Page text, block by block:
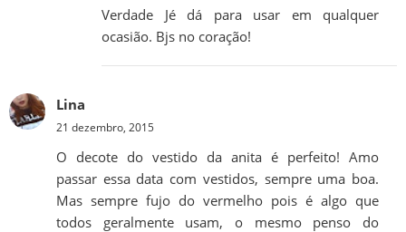
Verdade Jé dá para usar em qualquer
ocasião. Bjs no coração!
Lina
21 dezembro, 2015
O decote do vestido da anita é perfeito! Amo
passar essa data com vestidos, sempre uma boa.
Mas sempre fujo do vermelho pois é algo que
todos geralmente usam, o mesmo penso do